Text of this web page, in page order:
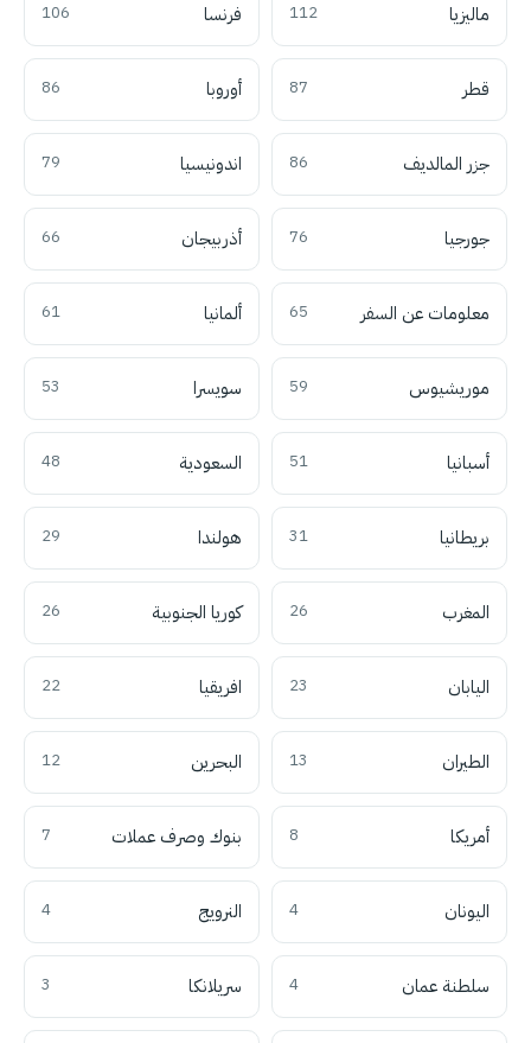
ماليزيا 112 فرنسا 106
قطر 87 أوروبا 86
جزر المالديف 86 اندونيسيا 79
جورجيا 76 أذربيجان 66
معلومات عن السفر 65 ألمانيا 61
موريشيوس 59 سويسرا 53
أسبانيا 51 السعودية 48
بريطانيا 31 هولندا 29
المغرب 26 كوريا الجنوبية 26
اليابان 23 افريقيا 22
الطيران 13 البحرين 12
أمريكا 8 بنوك وصرف عملات 7
اليونان 4 النرويج 4
سلطنة عمان 4 سريلانكا 3